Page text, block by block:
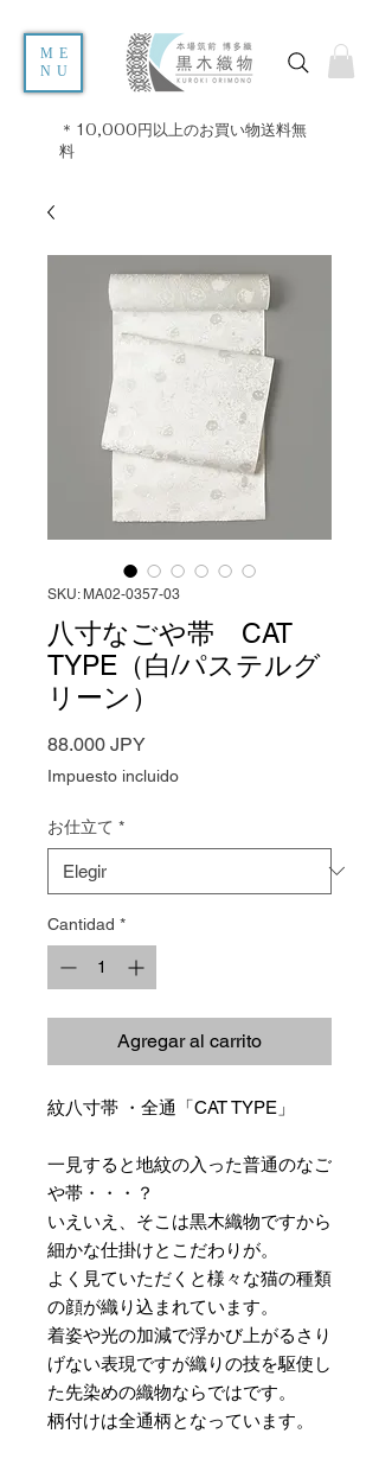
ME
NU
＊10,000円以上のお買い物送料無
料
SKU: MA02-0357-03
八寸なごや帯 CAT
TYPE（白/パステルグ
リーン）
88.000 JPYPrecio
Impuesto incluido
お仕立て *
Cantidad *
Agregar al carrito
紋八寸帯 ・全通「CAT TYPE」
一見すると地紋の入った普通のなご
や帯・・・？
いえいえ、そこは黒木織物ですから
細かな仕掛けとこだわりが。
よく見ていただくと様々な猫の種類
の顔が織り込まれています。
着姿や光の加減で浮かび上がるさり
げない表現ですが織りの技を駆使し
た先染めの織物ならではです。
柄付けは全通柄となっています。